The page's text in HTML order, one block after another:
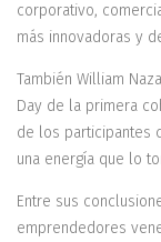
corporativo,
más innovadoras y
También William
Day de la primera
de los participantes
una energía que lo
Entre sus
emprendedores